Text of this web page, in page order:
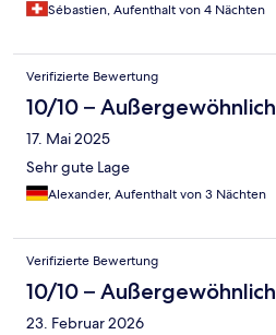
Sébastien, Aufenthalt von 4 Nächten
Verifizierte Bewertung
10/10 – Außergewöhnlich
17. Mai 2025
Sehr gute Lage
Alexander, Aufenthalt von 3 Nächten
Verifizierte Bewertung
10/10 – Außergewöhnlich
23. Februar 2026